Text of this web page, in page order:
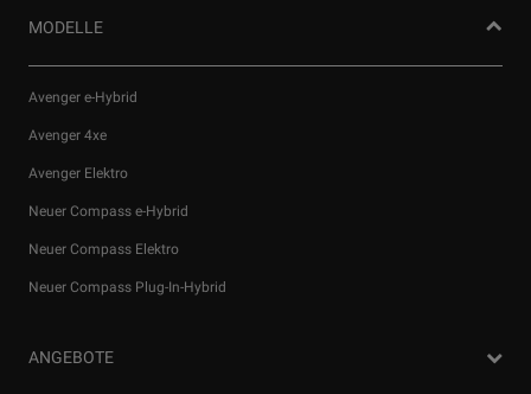
MODELLE
Avenger e-Hybrid
Avenger 4xe
Avenger Elektro
Neuer Compass e-Hybrid
Neuer Compass Elektro
Neuer Compass Plug-In-Hybrid
ANGEBOTE